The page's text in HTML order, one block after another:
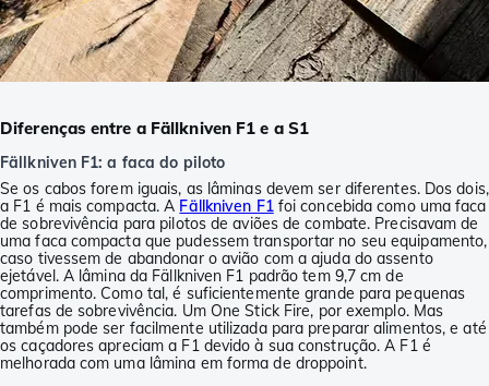
Diferenças entre a Fällkniven F1 e a S1
Fällkniven F1: a faca do piloto
Se os cabos forem iguais, as lâminas devem ser diferentes. Dos dois,
a F1 é mais compacta. A Fällkniven F1foi concebida como uma faca
de sobrevivência para pilotos de aviões de combate. Precisavam de
uma faca compacta que pudessem transportar no seu equipamento,
caso tivessem de abandonar o avião com a ajuda do assento
ejetável. A lâmina da Fällkniven F1 padrão tem 9,7 cm de
comprimento. Como tal, é suficientemente grande para pequenas
tarefas de sobrevivência. Um One Stick Fire, por exemplo. Mas
também pode ser facilmente utilizada para preparar alimentos, e até
os caçadores apreciam a F1 devido à sua construção. A F1 é
melhorada com uma lâmina em forma de droppoint.